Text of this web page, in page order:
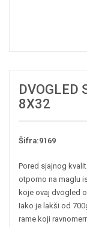
DVOGLED
8X32
Šifra:9169
Pored sjajnog
otporno na maglu
koje ovaj dvogled
Iako je lakši od
rame koji